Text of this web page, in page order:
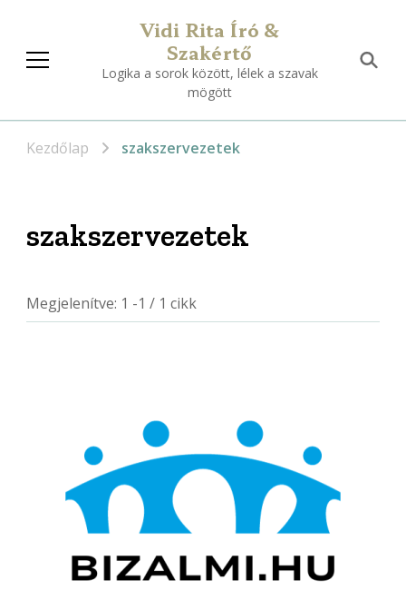
Vidi Rita Író &
Szakértő
Logika a sorok között, lélek a szavak
mögött
Kezdőlap szakszervezetek
szakszervezetek
Megjelenítve: 1 -1 / 1 cikk